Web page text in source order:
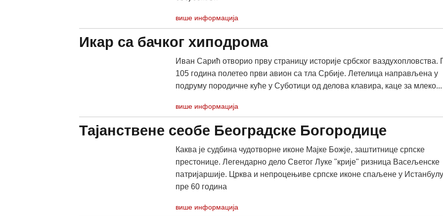
више информација
Икар са бачког хиподрома
Иван Сарић отворио прву страницу историје србског ваздухопловства.
105 година полетео први авион са тла Србије. Летелица направљена у
подруму породичне куће у Суботици од делова клавира, каце за млеко...
више информација
Тајанствене сеобе Београдске Богородице
Каква је судбина чудотворне иконе Мајке Божје, заштитнице српске
престонице. Легендарно дело Светог Луке "крије" ризница Васељенске
патријаршије. Црква и непроцењиве српске иконе спаљене у Истанбулу
пре 60 година
више информација